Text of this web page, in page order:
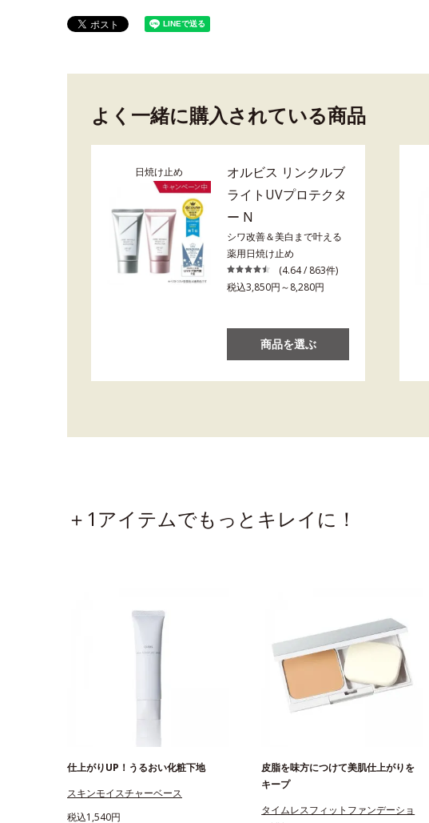
よく一緒に購入されている商品
日焼け止め
オルビス リンクルブ
ライトUVプロテクタ
ー N
シワ改善＆美白まで叶える
薬用日焼け止め
(4.64 / 863件)
税込3,850円～8,280円
商品を選ぶ
＋1アイテムでもっとキレイに！
仕上がりUP！うるおい化粧下地
スキンモイスチャーベース
税込1,540円
皮脂を味方につけて美肌仕上がりを
キープ
タイムレスフィットファンデーショ